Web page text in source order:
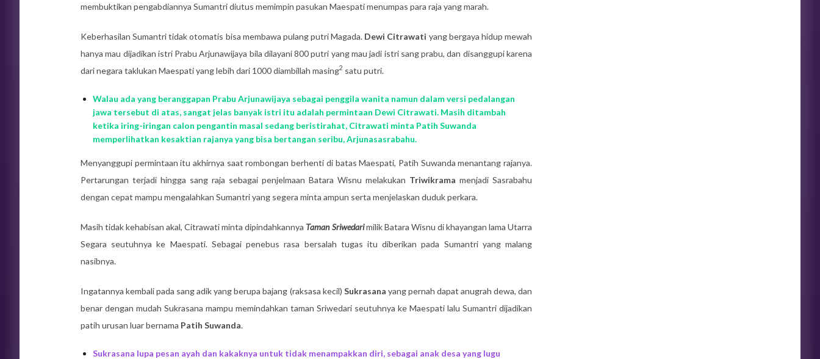
membuktikan pengabdiannya Sumantri diutus memimpin pasukan Maespati menumpas para raja yang marah.
Keberhasilan Sumantri tidak otomatis bisa membawa pulang putri Magada. Dewi Citrawati yang bergaya hidup mewah
hanya mau dijadikan istri Prabu Arjunawijaya bila dilayani 800 putri yang mau jadi istri sang prabu, dan disanggupi karena
dari negara taklukan Maespati yang lebih dari 1000 diambillah masing2 satu putri.
Walau ada yang beranggapan Prabu Arjunawijaya sebagai penggila wanita namun dalam versi pedalangan
jawa tersebut di atas, sangat jelas banyak istri itu adalah permintaan Dewi Citrawati. Masih ditambah
ketika iring-iringan calon pengantin masal sedang beristirahat, Citrawati minta Patih Suwanda
memperlihatkan kesaktian rajanya yang bisa bertangan seribu, Arjunasasrabahu.
Menyanggupi permintaan itu akhirnya saat rombongan berhenti di batas Maespati, Patih Suwanda menantang rajanya.
Pertarungan terjadi hingga sang raja sebagai penjelmaan Batara Wisnu melakukan Triwikrama menjadi Sasrabahu
dengan cepat mampu mengalahkan Sumantri yang segera minta ampun serta menjelaskan duduk perkara.
Masih tidak kehabisan akal, Citrawati minta dipindahkannya Taman Sriwedarimilik Batara Wisnu di khayangan lama Utarra
Segara seutuhnya ke Maespati. Sebagai penebus rasa bersalah tugas itu diberikan pada Sumantri yang malang
nasibnya.
Ingatannya kembali pada sang adik yang berupa bajang (raksasa kecil) Sukrasana yang pernah dapat anugrah dewa, dan
benar dengan mudah Sukrasana mampu memindahkan taman Sriwedari seutuhnya ke Maespati lalu Sumantri dijadikan
patih urusan luar bernama Patih Suwanda.
Sukrasana lupa pesan ayah dan kakaknya untuk tidak menampakkan diri, sebagai anak desa yang lugu